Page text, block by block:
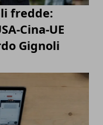
fredde:
Cina-UE
Gignoli